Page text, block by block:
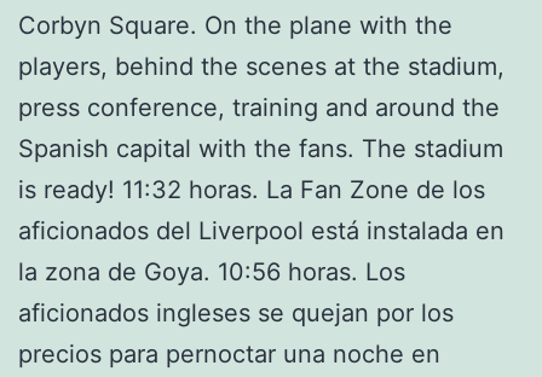
Corbyn Square. On the plane with the
players, behind the scenes at the stadium,
press conference, training and around the
Spanish capital with the fans. The stadium
is ready! 11:32 horas. La Fan Zone de los
aficionados del Liverpool está instalada en
la zona de Goya. 10:56 horas. Los
aficionados ingleses se quejan por los
precios para pernoctar una noche en